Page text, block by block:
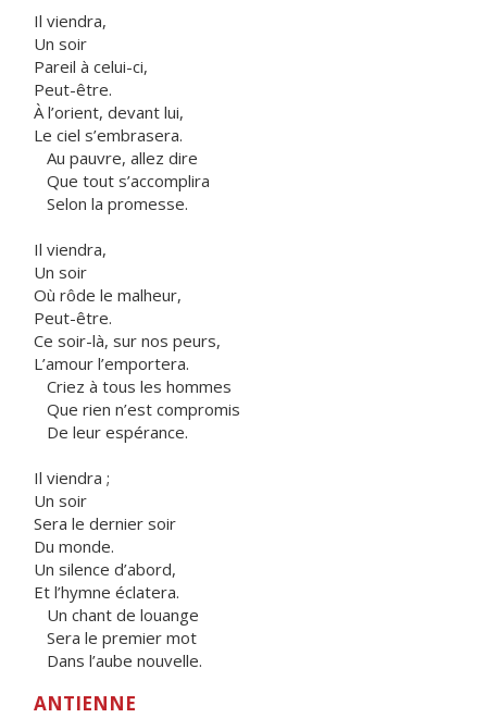
Il viendra,
Un soir
Pareil à celui-ci,
Peut-être.
À l’orient, devant lui,
Le ciel s’embrasera.
Au pauvre, allez dire
Que tout s’accomplira
Selon la promesse.
Il viendra,
Un soir
Où rôde le malheur,
Peut-être.
Ce soir-là, sur nos peurs,
L’amour l’emportera.
Criez à tous les hommes
Que rien n’est compromis
De leur espérance.
Il viendra ;
Un soir
Sera le dernier soir
Du monde.
Un silence d’abord,
Et l’hymne éclatera.
Un chant de louange
Sera le premier mot
Dans l’aube nouvelle.
ANTIENNE